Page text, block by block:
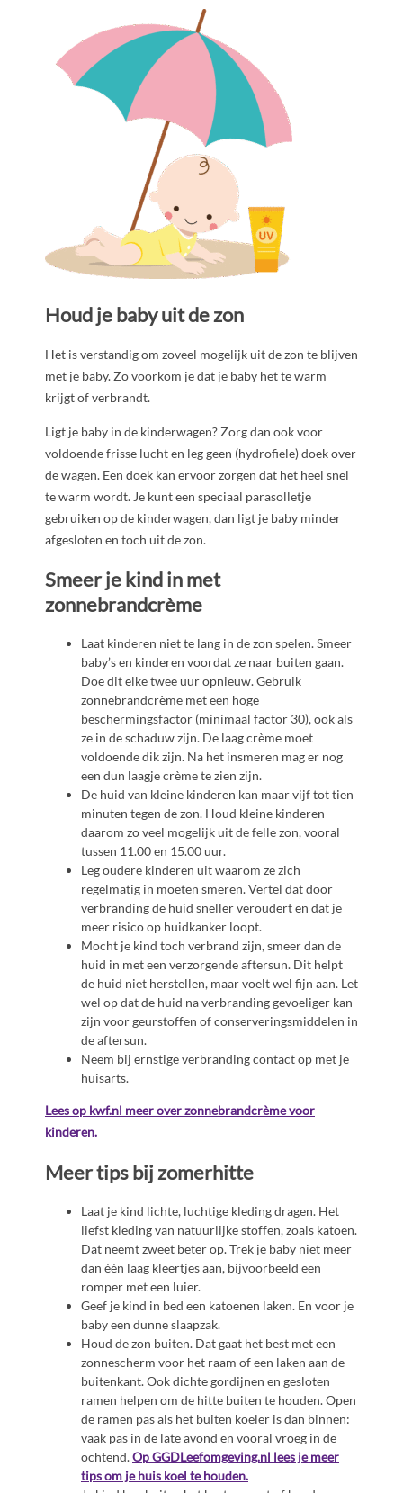
Houd je baby uit de zon
Het is verstandig om zoveel mogelijk uit de zon te blijven
met je baby. Zo voorkom je dat je baby het te warm
krijgt of verbrandt.
Ligt je baby in de kinderwagen? Zorg dan ook voor
voldoende frisse lucht en leg geen (hydrofiele) doek over
de wagen. Een doek kan ervoor zorgen dat het heel snel
te warm wordt. Je kunt een speciaal parasolletje
gebruiken op de kinderwagen, dan ligt je baby minder
afgesloten en toch uit de zon.
Smeer je kind in met
zonnebrandcrème
Laat kinderen niet te lang in de zon spelen. Smeer
baby’s en kinderen voordat ze naar buiten gaan.
Doe dit elke twee uur opnieuw. Gebruik
zonnebrandcrème met een hoge
beschermingsfactor (minimaal factor 30), ook als
ze in de schaduw zijn. De laag crème moet
voldoende dik zijn. Na het insmeren mag er nog
een dun laagje crème te zien zijn.
De huid van kleine kinderen kan maar vijf tot tien
minuten tegen de zon. Houd kleine kinderen
daarom zo veel mogelijk uit de felle zon, vooral
tussen 11.00 en 15.00 uur.
Leg oudere kinderen uit waarom ze zich
regelmatig in moeten smeren. Vertel dat door
verbranding de huid sneller veroudert en dat je
meer risico op huidkanker loopt.
Mocht je kind toch verbrand zijn, smeer dan de
huid in met een verzorgende aftersun. Dit helpt
de huid niet herstellen, maar voelt wel fijn aan. Let
wel op dat de huid na verbranding gevoeliger kan
zijn voor geurstoffen of conserveringsmiddelen in
de aftersun.
Neem bij ernstige verbranding contact op met je
huisarts.
Lees op kwf.nl meer over zonnebrandcrème voor
kinderen.
Meer tips bij zomerhitte
Laat je kind lichte, luchtige kleding dragen. Het
liefst kleding van natuurlijke stoffen, zoals katoen.
Dat neemt zweet beter op. Trek je baby niet meer
dan één laag kleertjes aan, bijvoorbeeld een
romper met een luier.
Geef je kind in bed een katoenen laken. En voor je
baby een dunne slaapzak.
Houd de zon buiten. Dat gaat het best met een
zonnescherm voor het raam of een laken aan de
buitenkant. Ook dichte gordijnen en gesloten
ramen helpen om de hitte buiten te houden. Open
de ramen pas als het buiten koeler is dan binnen:
vaak pas in de late avond en vooral vroeg in de
ochtend.Op GGDLeefomgeving.nl lees je meer
tips om je huis koel te houden.